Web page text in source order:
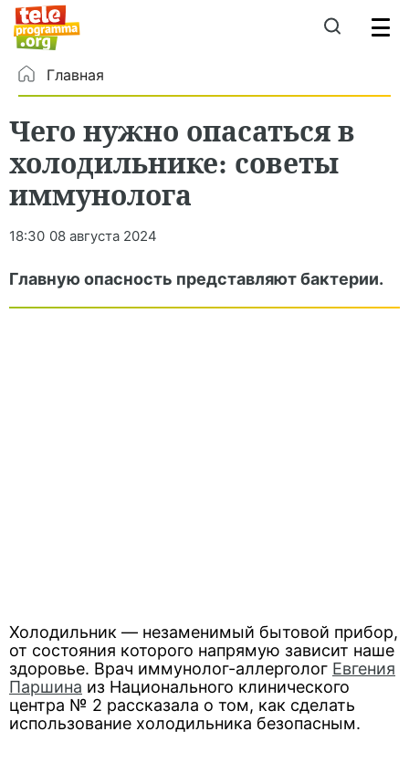
Главная
Чего нужно опасаться в
холодильнике: советы
иммунолога
18:30 08 августа 2024
Главную опасность представляют бактерии.
Холодильник — незаменимый бытовой прибор,
от состояния которого напрямую зависит наше
здоровье. Врач иммунолог-аллерголог Евгения
Паршина из Национального клинического
центра № 2 рассказала о том, как сделать
использование холодильника безопасным.